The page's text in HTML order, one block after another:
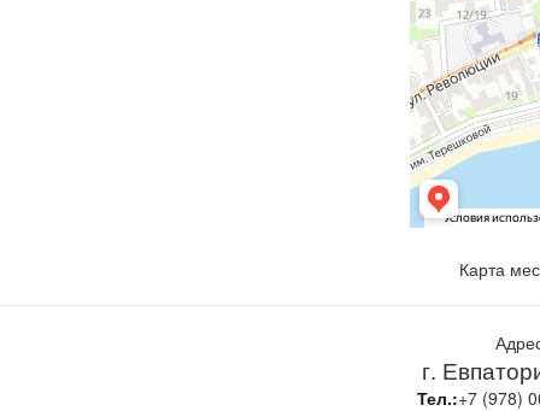
Карта
г.
Тел.:+7 (978)